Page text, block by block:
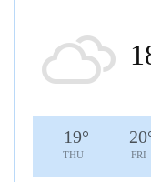
19°
THU
20
FRI